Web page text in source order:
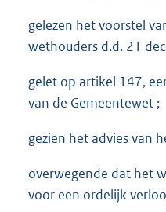
gelezen het voorstel
wethouders d.d. 21
gelet op artikel 147,
van de Gemeentewet ;
gezien het advies van
overwegende dat het
voor een ordelijk